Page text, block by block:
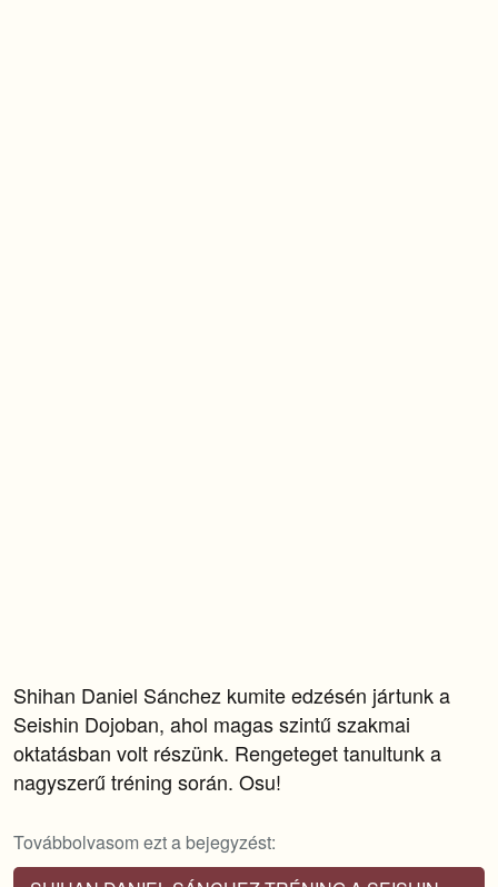
Shihan Daniel Sánchez kumite edzésén jártunk a
Seishin Dojoban, ahol magas szintű szakmai
oktatásban volt részünk. Rengeteget tanultunk a
nagyszerű tréning során. Osu!
Továbbolvasom ezt a bejegyzést: